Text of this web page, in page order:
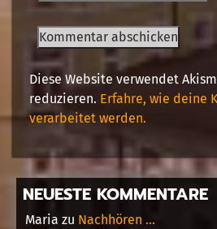
Diese Website verwendet
reduzieren. Erfahre, wie deine
verarbeitet werden.
NEUESTE KOMMENTARE
Maria zu Nachhören …